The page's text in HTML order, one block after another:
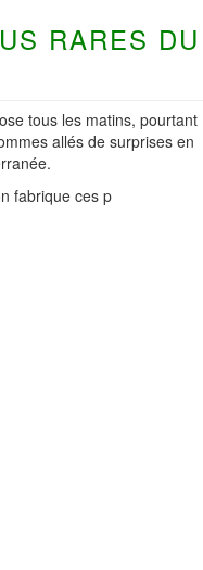
RARES DU
tous les matins, pourtant
allés de surprises en
fabrique ces p